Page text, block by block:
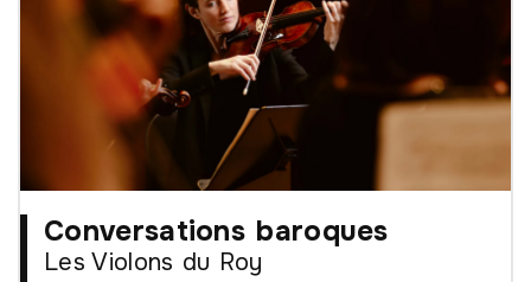
Conversations baroques
Les Violons du Roy